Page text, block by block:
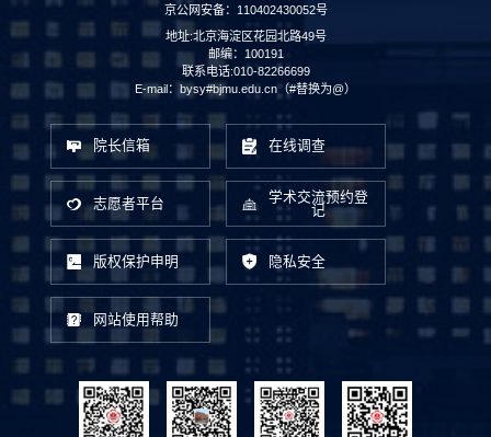
京公网安备：110402430052号
地址:北京海淀区花园北路49号
邮编：100191
联系电话:010-82266699
E-mail：bysy#bjmu.edu.cn（#替换为@）
院长信箱 在线调查
志愿者平台
学术交流预约登
记
版权保护申明 隐私安全
网站使用帮助